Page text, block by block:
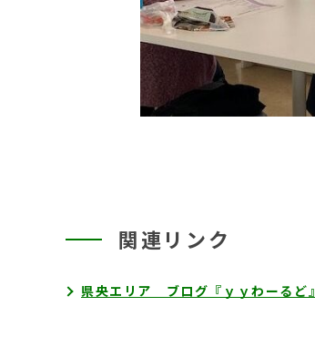
関連リンク
県央エリア ブログ『ｙｙわーるど』